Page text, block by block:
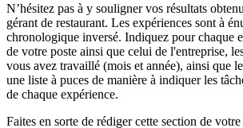
N’hésitez pas à y souligner vos résultats
gérant de restaurant. Les expériences sont à
chronologique inversé. Indiquez pour chaque
de votre poste ainsi que celui de l'entreprise,
vous avez travaillé (mois et année), ainsi que
une liste à puces de manière à indiquer les
de chaque expérience.
Faites en sorte de rédiger cette section de